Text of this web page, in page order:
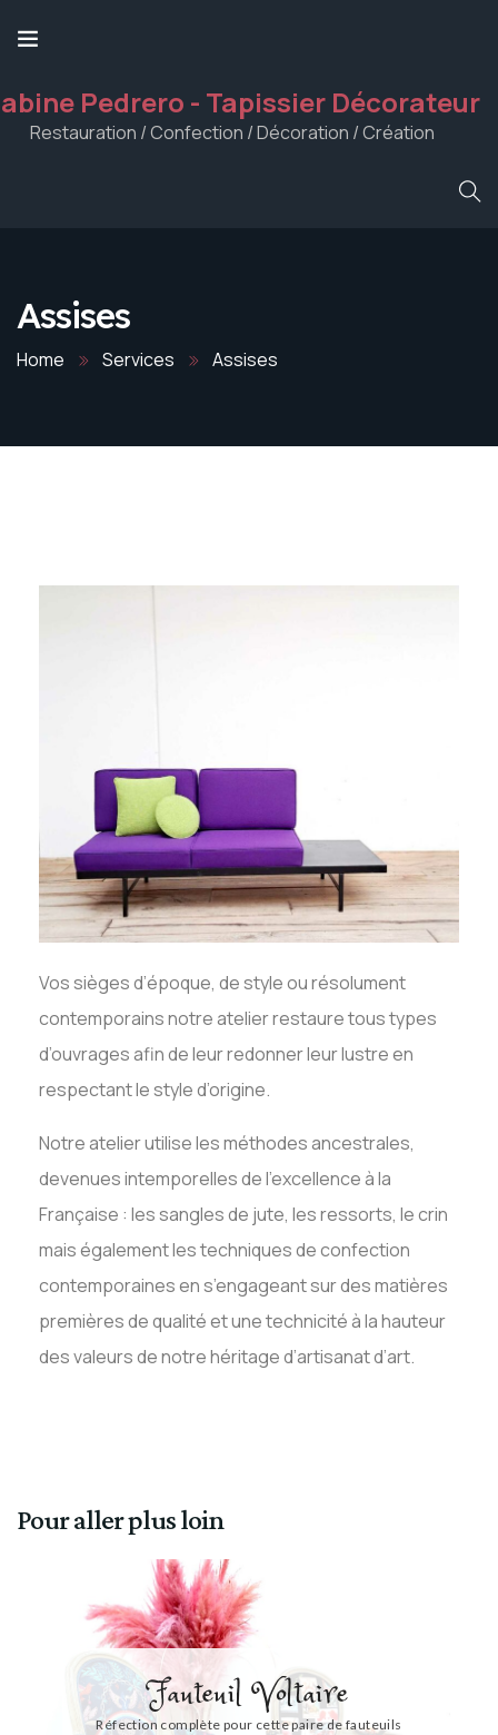
Pedrero - Tapissier Décorateur
Restauration / Confection / Décoration / Création
Assises
Home Services Assises
Vos sièges d’époque, de style ou résolument
contemporains notre atelier restauretous types
d’ouvrages afin de leur redonner leur lustre en
respectant le style d’origine.
Notre atelier utilise les méthodes ancestrales,
devenues intemporelles de l’excellence à la
Française : les sangles de jute, les ressorts, le crin
mais également les techniques de confection
contemporaines en s’engageant sur des matières
premières de qualité et une technicité à la hauteur
des valeurs de notre héritage d’artisanat d’art.
Pour aller plus loin
Fauteuil Voltaire
Réfection complète pour cette paire de fauteuils